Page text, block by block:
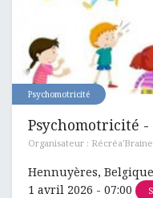
Psychomotricité
Psychomotricité
Organisateur : Récréa'Braine
Hennuyères, Belgique
1 avril 2026 - 07:00